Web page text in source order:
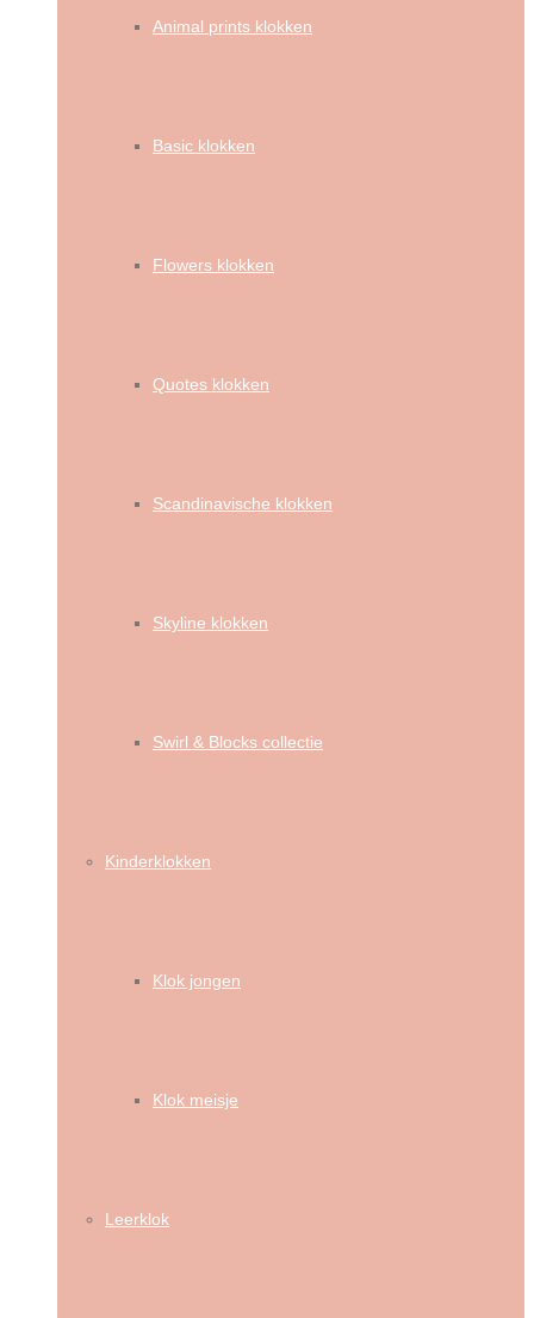
Animal prints klokken
Basic klokken
Flowers klokken
Quotes klokken
Scandinavische klokken
Skyline klokken
Swirl & Blocks collectie
Kinderklokken
Klok jongen
Klok meisje
Leerklok